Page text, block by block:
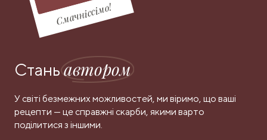
Смачніссімо!
Станьавтором
У світі безмежних можливостей, ми віримо, що ваші
рецепти — це справжні скарби, якими варто
поділитися з іншими.